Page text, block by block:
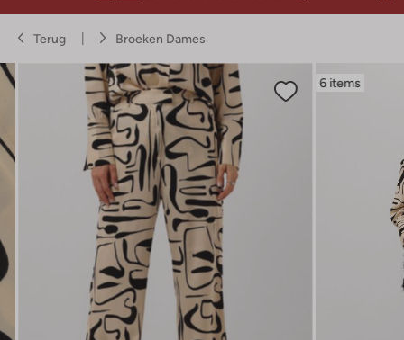
Terug Broeken Dames
6 items